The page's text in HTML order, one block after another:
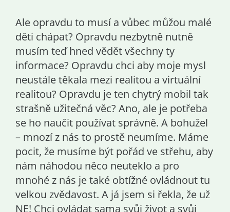
Ale opravdu to musí a vůbec můžou malé
děti chápat? Opravdu nezbytně nutně
musím teď hned vědět všechny ty
informace? Opravdu chci aby moje mysl
neustále těkala mezi realitou a virtuální
realitou? Opravdu je ten chytrý mobil tak
strašně užitečná věc? Ano, ale je potřeba
se ho naučit používat správně. A bohužel
– mnozí z nás to prostě neumíme. Máme
pocit, že musíme být pořád ve střehu, aby
nám náhodou něco neuteklo a pro
mnohé z nás je také obtížné ovládnout tu
velkou zvědavost. A já jsem si řekla, že už
NE! Chci ovládat sama svůj život a svůj